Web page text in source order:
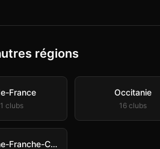
régions
France
clubs
Occitanie
16clubs
Bourgogne-Franche-Comté